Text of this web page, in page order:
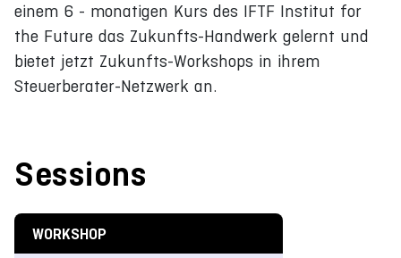
einem 6 - monatigen Kurs des IFTF Institut for
the Future das Zukunfts-Handwerk gelernt und
bietet jetzt Zukunfts-Workshops in ihrem
Steuerberater-Netzwerk an.
Sessions
WORKSHOP